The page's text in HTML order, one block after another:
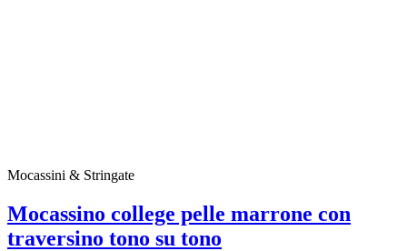
Mocassini & Stringate
Mocassino college pelle marrone con
traversino tono su tono